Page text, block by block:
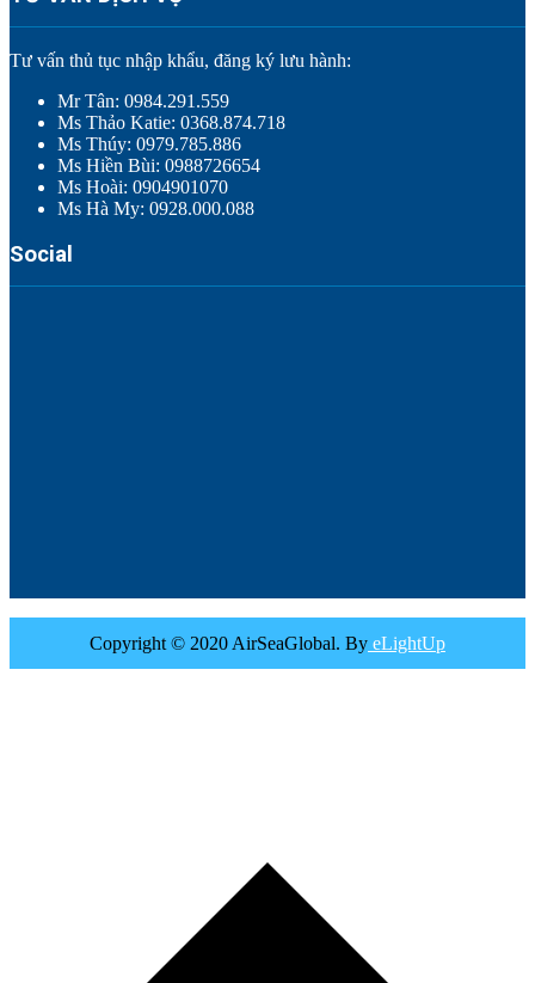
Tư vấn thủ tục nhập khẩu, đăng ký lưu hành:
Mr Tân: 0984.291.559
Ms Thảo Katie: 0368.874.718
Ms Thúy: 0979.785.886
Ms Hiền Bùi: 0988726654
Ms Hoài: 0904901070
Ms Hà My: 0928.000.088
Social
Copyright © 2020 AirSeaGlobal. By eLightUp